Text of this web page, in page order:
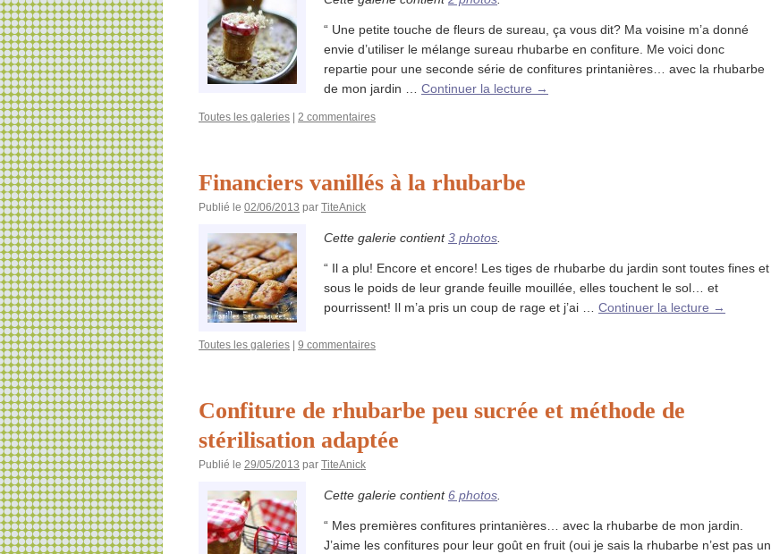
“ Une petite touche de fleurs de sureau, ça vous dit? Ma voisine m’a donné
envie d’utiliser le mélange sureau rhubarbe en confiture. Me voici donc
repartie pour une seconde série de confitures printanières… avec la rhubarbe
de mon jardin … Continuer la lecture →
Toutes les galeries 2 commentaires
Financiers vanillés à la rhubarbe
Publié le 02/06/2013 par TiteAnick
Cette galerie contient3 photos
“ Il a plu! Encore et encore! Les tiges de rhubarbe du jardin sont toutes fines et
sous le poids de leur grande feuille mouillée, elles touchent le sol… et
pourrissent! Il m’a pris un coup de rage et j’ai … Continuer la lecture →
Toutes les galeries 9 commentaires
Confiture de rhubarbe peu sucrée et méthode de
stérilisation adaptée
Publié le 29/05/2013 par TiteAnick
Cette galerie contient6 photos
“ Mes premières confitures printanières… avec la rhubarbe de mon jardin.
J’aime les confitures pour leur goût en fruit (oui je sais la rhubarbe n’est pas un